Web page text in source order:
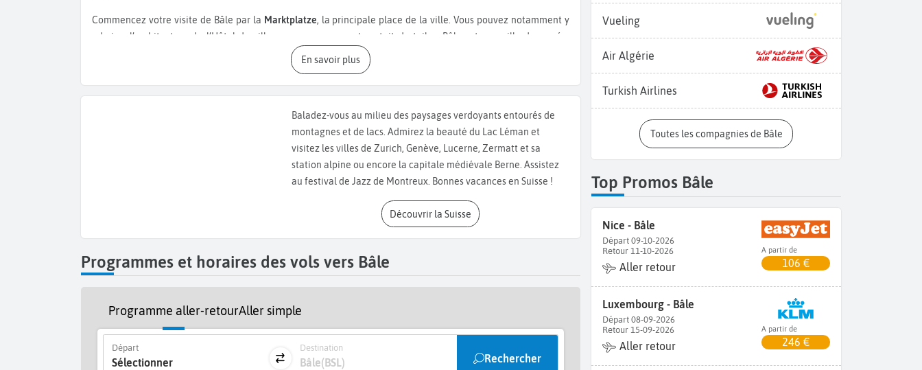
Commencez votre visite de Bâle par la Marktplatze, la principale place de la ville. Vous pouvez notamment y
admirer l’architecture de l’Hôtel de ville aux murs rouges et au toit de tuiles. Bâle est une ville de musée.
Découvrez les expositions sur l’Océanie et la Mélanésie du
Musée de la Pharmacie
, consacrée à l’histoire des officines. Bâle est un pôle majeur
aujourd’hui de l’industrie pharmaceutique mondiale. Les amateurs d’art iront voir leKunstmuseum,
Musée Tinguely, dédié à l’artiste suisse. Avant de partir, goûtez au
un biscuit à base de miel, de noix et de fruits confits.
En savoir plus
Baladez-vous au milieu des paysages verdoyants entourés de
montagnes et de lacs. Admirez la beauté du Lac Léman et
visitez les villes de Zurich, Genève, Lucerne, Zermatt et sa
station alpine ou encore la capitale médiévale Berne. Assistez
au festival de Jazz de Montreux. Bonnes vacances en Suisse !
Découvrir la Suisse
Programmes et horaires des vols vers Bâle
Programme aller-retourAller simple
Départ
Sélectionner
Destination
Bâle(BSL) Rechercher
Vueling
Air Algérie
Turkish Airlines
Toutes les compagnies de Bâle
Top Promos Bâle
Nice - Bâle
Départ 09-10-2026
Retour 11-10-2026
Aller retour
A partir de
106 €
Luxembourg - Bâle
Départ 08-09-2026
Retour 15-09-2026
Aller retour
A partir de
246 €